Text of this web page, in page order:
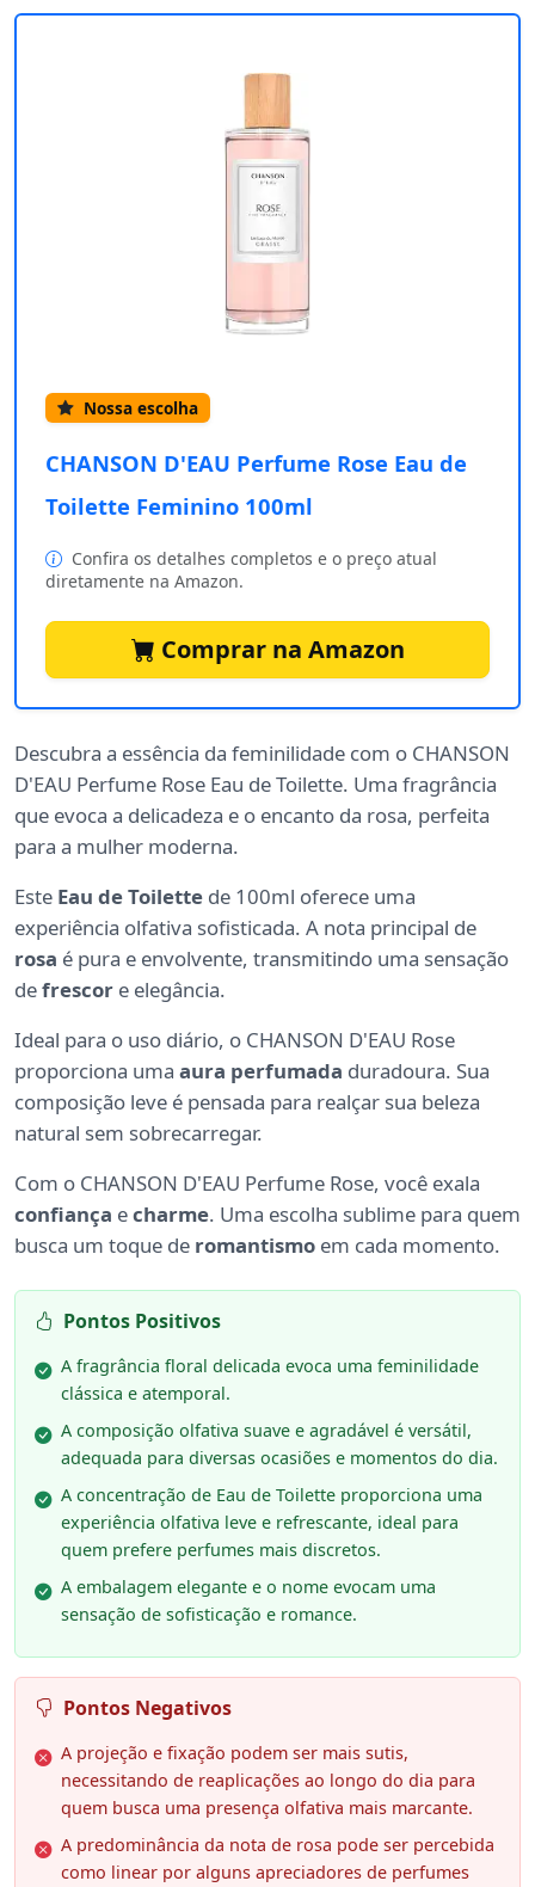
Nossa escolha
CHANSON D'EAU Perfume Rose Eau de
Toilette Feminino 100ml
Confira os detalhes completos e o preço atual
diretamente na Amazon.
Comprar na Amazon
Descubra a essência da feminilidade com o CHANSON
D'EAU Perfume Rose Eau de Toilette. Uma fragrância
que evoca a delicadeza e o encanto da rosa, perfeita
para a mulher moderna.
Este Eau de Toilette de 100ml oferece uma
experiência olfativa sofisticada. A nota principal de
rosa é pura e envolvente, transmitindo uma sensação
defrescor e elegância.
Ideal para o uso diário, o CHANSON D'EAU Rose
proporciona uma aura perfumada duradoura. Sua
composição leve é pensada para realçar sua beleza
natural sem sobrecarregar.
Com o CHANSON D'EAU Perfume Rose, você exala
confiança echarme. Uma escolha sublime para quem
busca um toque de romantismo em cada momento.
Pontos Positivos
A fragrância floral delicada evoca uma feminilidade
clássica e atemporal.
A composição olfativa suave e agradável é versátil,
adequada para diversas ocasiões e momentos do dia.
A concentração de Eau de Toilette proporciona uma
experiência olfativa leve e refrescante, ideal para
quem prefere perfumes mais discretos.
A embalagem elegante e o nome evocam uma
sensação de sofisticação e romance.
Pontos Negativos
A projeção e fixação podem ser mais sutis,
necessitando de reaplicações ao longo do dia para
quem busca uma presença olfativa mais marcante.
A predominância da nota de rosa pode ser percebida
como linear por alguns apreciadores de perfumes